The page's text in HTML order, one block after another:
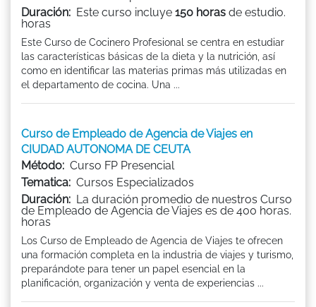
Duración: Este curso incluye 150 horas de estudio.
horas
Este Curso de Cocinero Profesional se centra en estudiar
las características básicas de la dieta y la nutrición, así
como en identificar las materias primas más utilizadas en
el departamento de cocina. Una ...
Curso de Empleado de Agencia de Viajes en
CIUDAD AUTONOMA DE CEUTA
Método: Curso FP Presencial
Tematica: Cursos Especializados
Duración: La duración promedio de nuestros Curso
de Empleado de Agencia de Viajes es de 400 horas.
horas
Los Curso de Empleado de Agencia de Viajes te ofrecen
una formación completa en la industria de viajes y turismo,
preparándote para tener un papel esencial en la
planificación, organización y venta de experiencias ...